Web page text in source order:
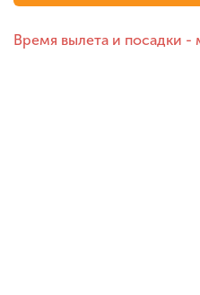
Время вылета и посадки -